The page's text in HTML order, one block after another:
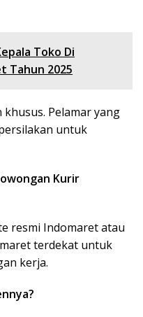
Toko Di
Tahun 2025
Pelamar yang
untuk
Kurir
resmi Indomaret atau
terdekat untuk
kerja.